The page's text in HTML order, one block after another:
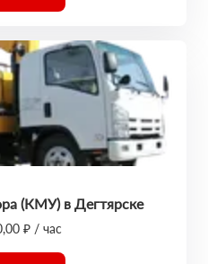
(КМУ) в Дегтярске
₽ / час